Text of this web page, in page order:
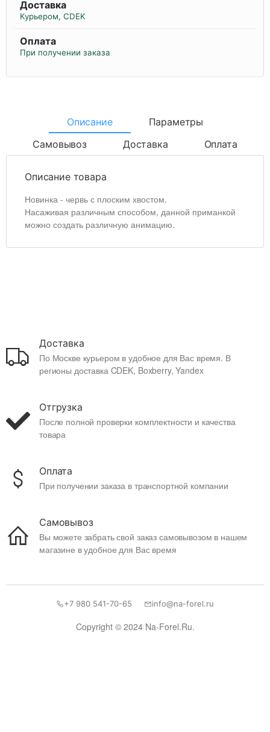
Доставка
Курьером, CDEK
Оплата
При получении заказа
Описание
Параметры
Самовывоз
Доставка Оплата
Описание товара
Новинка - червь с плоским хвостом.
Насаживая различным способом, данной приманкой
можно создать различную анимацию.
Доставка
По Москве курьером в удобное для Вас время. В
регионы доставка CDEK, Boxberry, Yandex
Отгрузка
После полной проверки комплектности и качества
товара
Оплата
При получении заказа в транспортной компании
Самовывоз
Вы можете забрать свой заказ самовывозом в нашем
магазине в удобное для Вас время
Copyright © 2024 Na-Forel.Ru.
+7 980 541-70-65 info@na-forel.ru